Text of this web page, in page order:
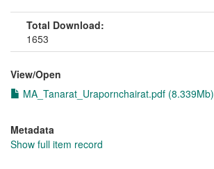
Total Download:
1653
View/Open
MA_Tanarat_Urapornchairat.pdf (8.339Mb)
Metadata
Show full item record